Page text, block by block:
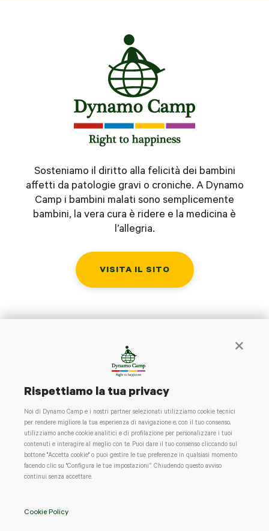
Rispettiamo la tua privacy
Noi di Dynamo Camp e i nostri partner selezionati utilizziamo cookie tecnici
per rendere migliore la tua esperienza di navigazione e, con il tuo consenso,
utilizziamo anche cookie analitici e di profilazione per personalizzare i tuoi
contenuti e interagire al meglio con te. Puoi dare il tuo consenso cliccando sul
bottone "Accetta cookie" o puoi gestire le tue preferenze in qualsiasi momento
facendo clic su "Configura le tue impostazioni”. Chiudendo questo avviso
continui senza accettare.
Cookie Policy
Sosteniamo il diritto alla felicità dei bambini
affetti da patologie gravi o croniche. A Dynamo
Camp i bambini malati sono semplicemente
bambini, la vera cura è ridere e la medicina è
l’allegria.
VISITA IL SITO
CONTATTACI